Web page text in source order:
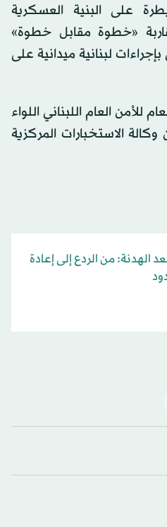
على البنية العسكرية
«خطوة مقابل خطوة»
لبنانية ميدانية على
للأمن العام اللبناني اللواء
الاستخبارات المركزية
الهدنة: من الردع إلى إعادة